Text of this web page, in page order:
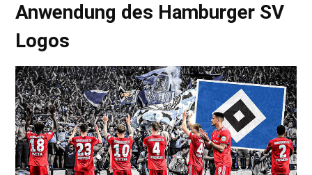
Anwendung des Hamburger SV
Logos